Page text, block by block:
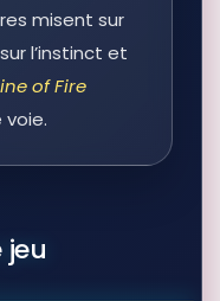
misent sur
l’instinct et
of Fire
jeu